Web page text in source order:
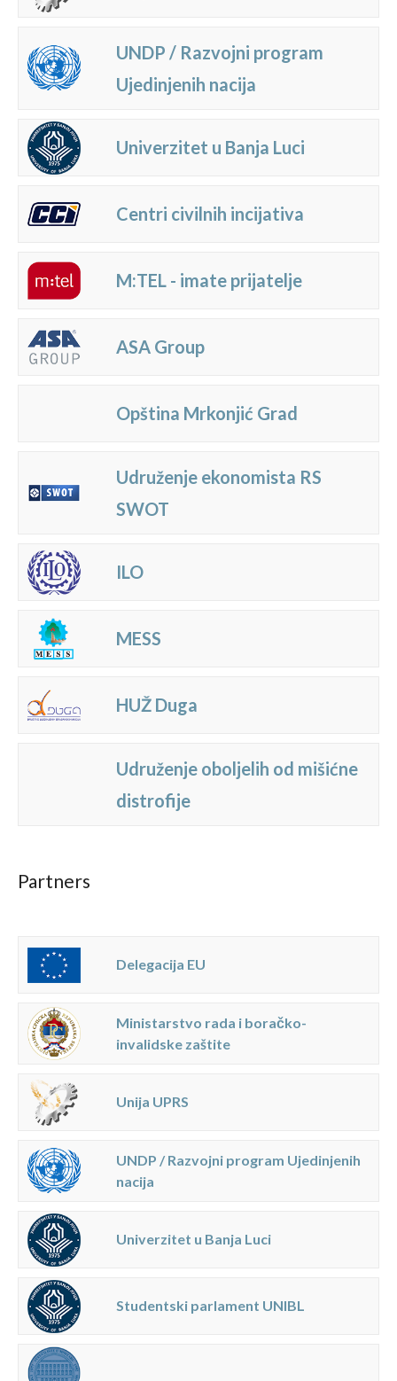
UNDP / Razvojni program
Ujedinjenih nacija
Univerzitet u Banja Luci
Centri civilnih incijativa
M:TEL - imate prijatelje
ASA Group
Opština Mrkonjić Grad
Udruženje ekonomista RS
SWOT
ILO
MESS
HUŽ Duga
Udruženje oboljelih od mišićne
distrofije
Partners
Delegacija EU
Ministarstvo rada i boračko-
invalidske zaštite
Unija UPRS
UNDP / Razvojni program Ujedinjenih
nacija
Univerzitet u Banja Luci
Studentski parlament UNIBL